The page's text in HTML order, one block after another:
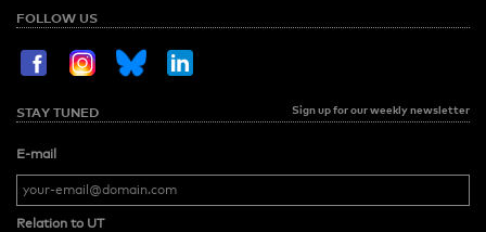
FOLLOW US
STAY TUNED Sign up for our weekly newsletter
E-mail
Relation to UT